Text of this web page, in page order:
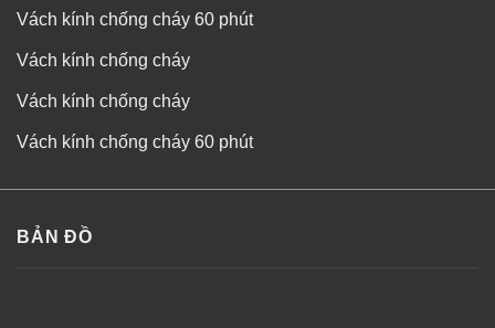
Vách kính chống cháy 60 phút
Vách kính chống cháy
Vách kính chống cháy
Vách kính chống cháy 60 phút
BẢN ĐỒ